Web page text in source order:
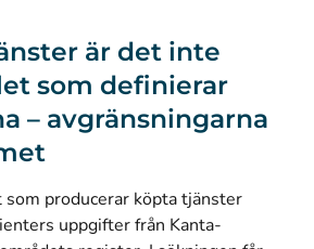
är det inte
som definierar
– avgränsningarna
producerar köpta tjänster
uppgifter från Kanta-